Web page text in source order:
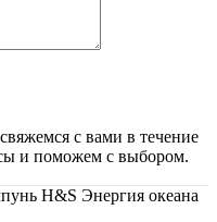
с вами в течение
и поможем с выбором.
H&S Энергия океана